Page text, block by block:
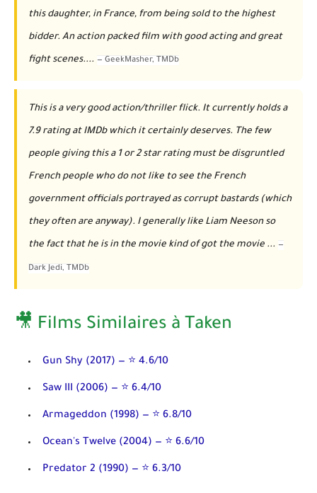
this daughter, in France, from being sold to the highest
bidder. An action packed film with good acting and great
fight scenes.... — GeekMasher, TMDb
This is a very good action/thriller flick. It currently holds a
7.9 rating at IMDb which it certainly deserves. The few
people giving this a 1 or 2 star rating must be disgruntled
French people who do not like to see the French
government officials portrayed as corrupt bastards (which
they often are anyway). I generally like Liam Neeson so
the fact that he is in the movie kind of got the movie ... —
Dark Jedi, TMDb
🎥 Films Similaires à Taken
Gun Shy (2017) — ⭐ 4.6/10
Saw III (2006) — ⭐ 6.4/10
Armageddon (1998) — ⭐ 6.8/10
Ocean's Twelve (2004) — ⭐ 6.6/10
Predator 2 (1990) — ⭐ 6.3/10